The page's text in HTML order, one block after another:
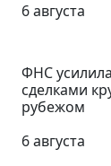
6 августа
ФНС
сделками
рубежом
6 августа